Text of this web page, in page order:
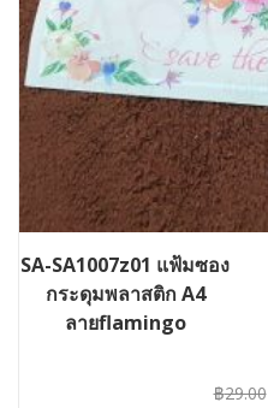
SA-SA1007z01 แฟ้มซอง
กระดุมพลาสติก A4
ลายflamingo
฿29.00